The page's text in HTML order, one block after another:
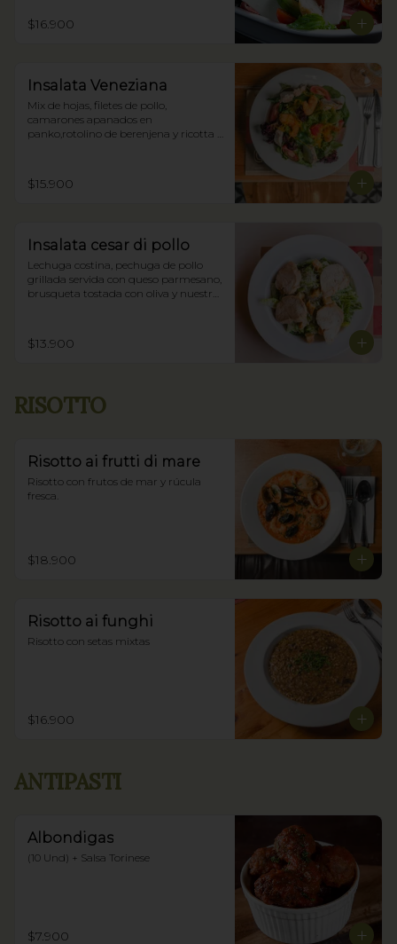
$16.900
Insalata Veneziana
Mix de hojas, filetes de pollo,
camarones apanados en
panko,rotolino de berenjena y ricotta y
$15.900
Insalata cesar di pollo
Lechuga costina, pechuga de pollo
grillada servida con queso parmesano,
brusqueta tostada con oliva y nuestra
$13.900
RISOTTO
Risotto ai frutti di mare
Risotto con frutos de mar y rúcula
fresca.
$18.900
Risotto ai funghi
Risotto con setas mixtas
$16.900
ANTIPASTI
Albondigas
(10 Und) + Salsa Torinese
$7.900